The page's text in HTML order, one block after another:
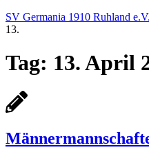
SV Germania 1910 Ruhland e.V.
13.
Tag: 13. April